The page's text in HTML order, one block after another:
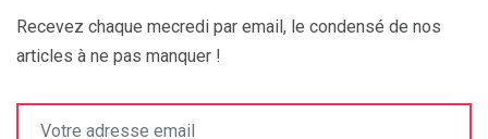
Recevez chaque mecredi par email, le condensé de nos
articles à ne pas manquer !